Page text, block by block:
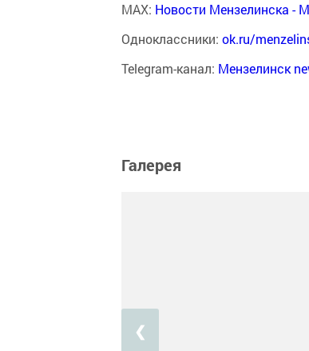
MAX: Новости Мензелинска -
Одноклассники: ok.ru/
Telegram-канал: Мензелинск
Галерея
❮